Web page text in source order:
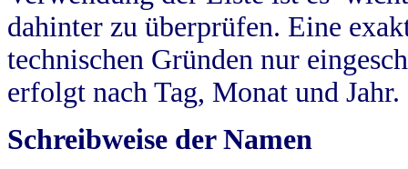
dahinter zu überprüfen. Eine
technischen Gründen nur
erfolgt nach Tag, Monat und Jahr.
Schreibweise der Namen